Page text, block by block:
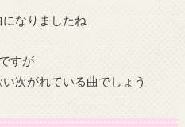
なりましたね
すが
次がれている曲でしょう